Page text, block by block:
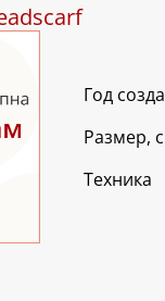
Год
Размер,
Техника